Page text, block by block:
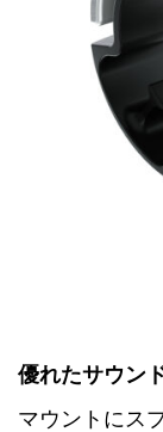
優れたサウン
マウントにス